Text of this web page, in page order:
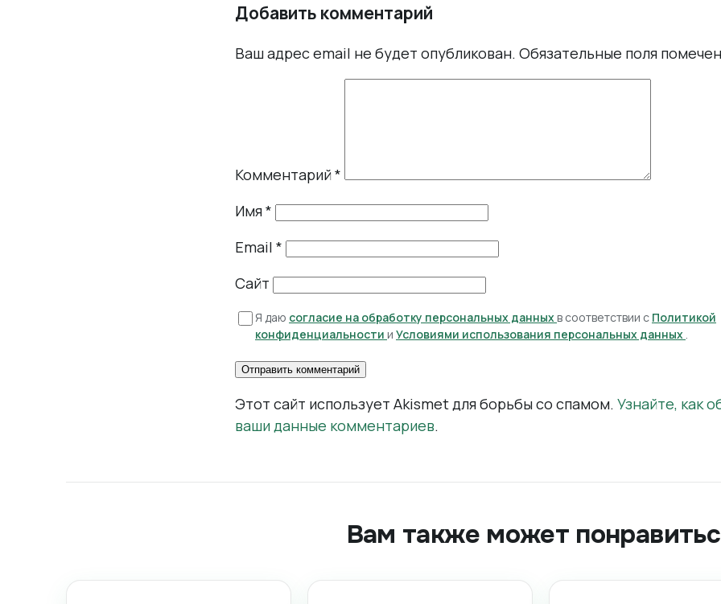
Добавить комментарий
Ваш адрес email не будет опубликован. Обязательные поля
Комментарий*
Имя*
Email *
Сайт
Я даю согласие на обработку персональных данных в соответствии с Политикой
конфиденциальности и Условиями использования персональных данных
Этот сайт использует Akismet для борьбы со спамом. Узнайте, как
ваши данные комментариев.
Вам также может